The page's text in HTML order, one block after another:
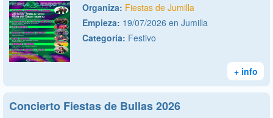
Organiza: Fiestas de Jumilla
Empieza: 19/07/2026 en Jumilla
Categoría: Festivo
+ info
Concierto Fiestas de Bullas 2026